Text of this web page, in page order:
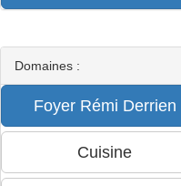
Domaines :